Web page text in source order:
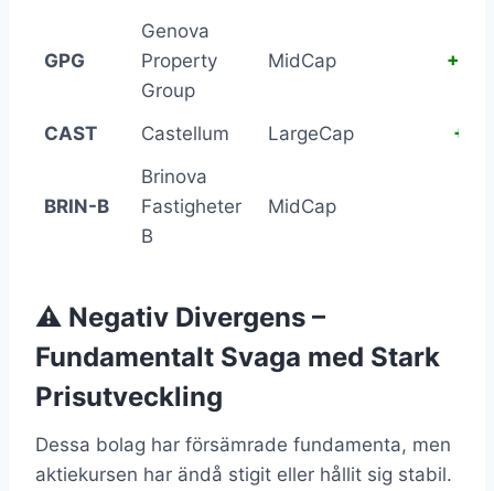
GPG
Genova
Property
Group
MidCap
CAST Castellum LargeCap
BRIN-B
Brinova
Fastigheter
B
MidCap
⚠️ Negativ Divergens –
Fundamentalt Svaga med Stark
Prisutveckling
Dessa bolag har försämrade fundamenta, men
aktiekursen har ändå stigit eller hållit sig stabil.